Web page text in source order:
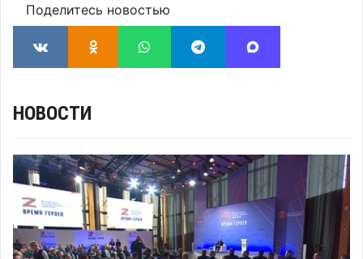
Поделитесь новостью
НОВОСТИ